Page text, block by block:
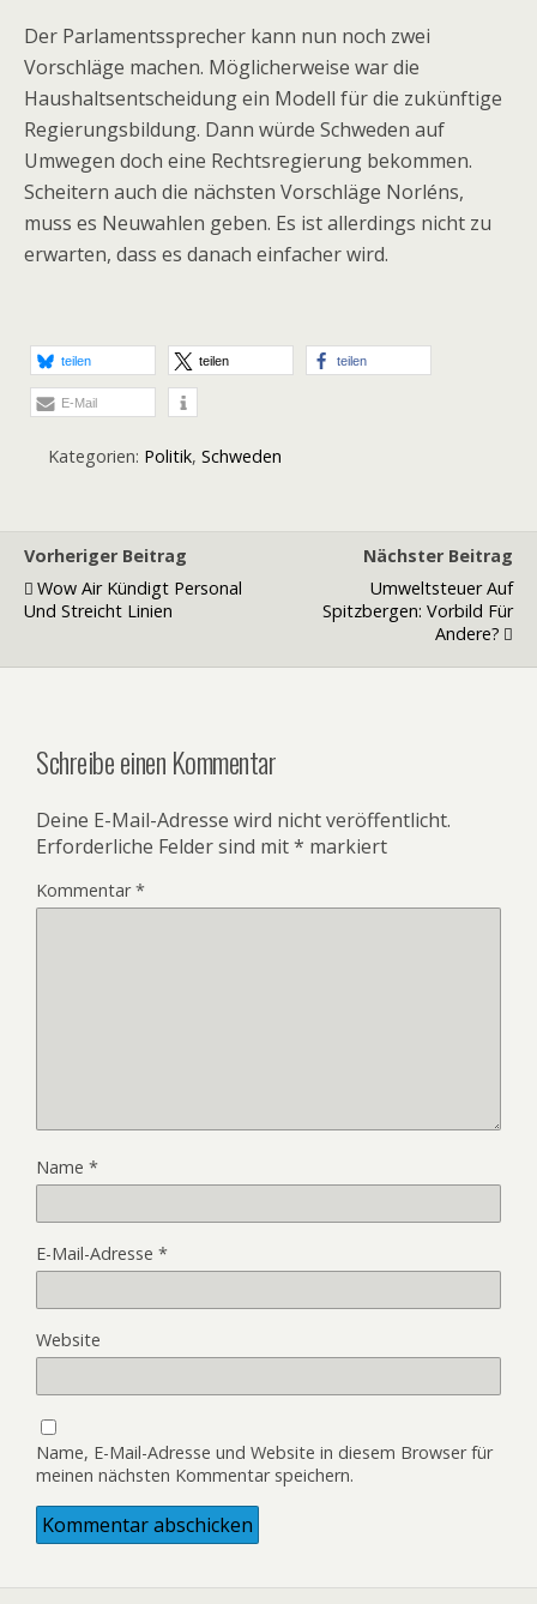
Der Parlamentssprecher kann nun noch zwei
Vorschläge machen. Möglicherweise war die
Haushaltsentscheidung ein Modell für die zukünftige
Regierungsbildung. Dann würde Schweden auf
Umwegen doch eine Rechtsregierung bekommen.
Scheitern auch die nächsten Vorschläge Norléns,
muss es Neuwahlen geben. Es ist allerdings nicht zu
erwarten, dass es danach einfacher wird.
teilen teilen teilen
E-Mail
Kategorien: Politik, Schweden
Vorheriger Beitrag
Wow Air Kündigt Personal
Und Streicht Linien
Nächster Beitrag
Umweltsteuer Auf
Spitzbergen: Vorbild Für
Andere?
Schreibe einen Kommentar
Deine E-Mail-Adresse wird nicht veröffentlicht.
Erforderliche Felder sind mit* markiert
Kommentar*
Name *
E-Mail-Adresse *
Website
Name, E-Mail-Adresse und Website in diesem Browser für
meinen nächsten Kommentar speichern.